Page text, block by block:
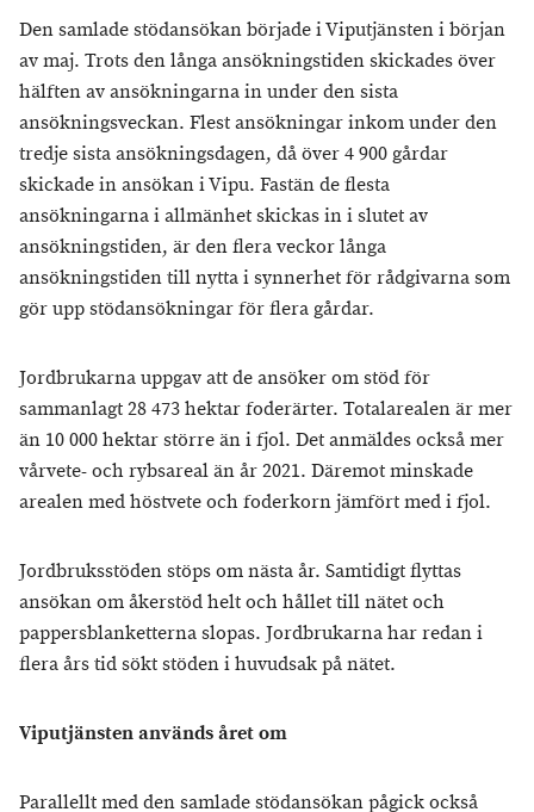
Den samlade stödansökan började i Viputjänsten i början
av maj. Trots den långa ansökningstiden skickades över
hälften av ansökningarna in under den sista
ansökningsveckan. Flest ansökningar inkom under den
tredje sista ansökningsdagen, då över 4 900 gårdar
skickade in ansökan i Vipu. Fastän de flesta
ansökningarna i allmänhet skickas in i slutet av
ansökningstiden, är den flera veckor långa
ansökningstiden till nytta i synnerhet för rådgivarna som
gör upp stödansökningar för flera gårdar.
Jordbrukarna uppgav att de ansöker om stöd för
sammanlagt 28 473 hektar foderärter. Totalarealen är mer
än 10 000 hektar större än i fjol. Det anmäldes också mer
vårvete- och rybsareal än år 2021. Däremot minskade
arealen med höstvete och foderkorn jämfört med i fjol.
Jordbruksstöden stöps om nästa år. Samtidigt flyttas
ansökan om åkerstöd helt och hållet till nätet och
pappersblanketterna slopas. Jordbrukarna har redan i
flera års tid sökt stöden i huvudsak på nätet.
Viputjänsten används året om
Parallellt med den samlade stödansökan pågick också